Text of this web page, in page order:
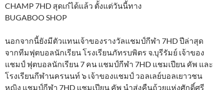
CHAMP 7HD สุดเก๋ได้แล้ว ตั้งแต่วันนี้ทาง
BUGABOO SHOP
​นอกจากนี้ยังมีตัวแทนเจ้าของรางวัลแชมป์กีฬา 7HD ปีล่าสุด
จากทีมฟุตบอลนักเรียน โรงเรียนภัทรบพิตร จ.บุรีรัมย์ เจ้าของ
แชมป์ ฟุตบอลนักเรียน 7 คน แชมป์กีฬา 7HD แชมเปียน คัพ และ
โรงเรียนกีฬานครนนท์ ๖ เจ้าของแชมป์ วอลเลย์บอลเยาวชน
หญิง แชมป์กีฬา 7HD แชมเปียน คัพ นำส่งคืนถ้วยแห่งศักดิ์ศรี